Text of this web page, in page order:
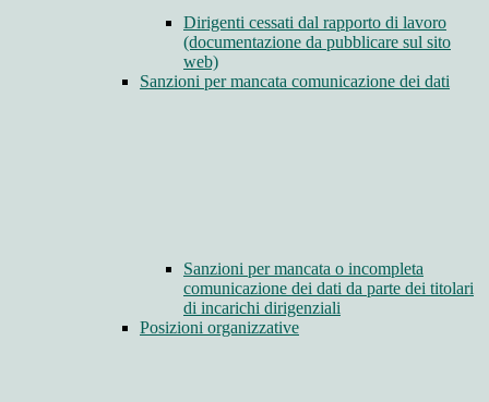
Dirigenti cessati dal rapporto di lavoro
(documentazione da pubblicare sul sito
web)
Sanzioni per mancata comunicazione dei dati
Sanzioni per mancata o incompleta
comunicazione dei dati da parte dei titolari
di incarichi dirigenziali
Posizioni organizzative